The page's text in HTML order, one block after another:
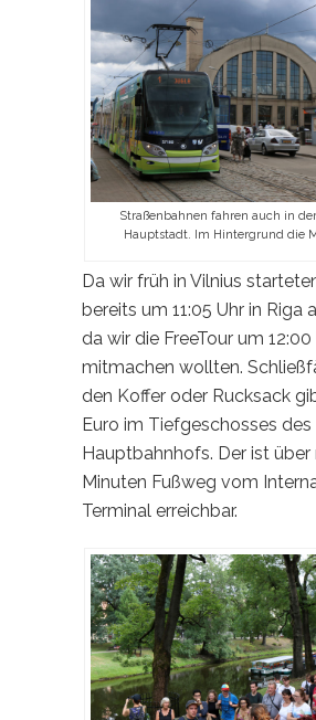
Straßenbahnen fahren auch in
Hauptstadt. Im Hintergrund die
Da wir früh in Vilnius
bereits um 11:05 Uhr in Riga
da wir die FreeTour um 12:00
mitmachen wollten.
den Koffer oder Rucksack
Euro im Tiefgeschosses des
Hauptbahnhofs. Der ist über
Minuten Fußweg vom
Terminal erreichbar.